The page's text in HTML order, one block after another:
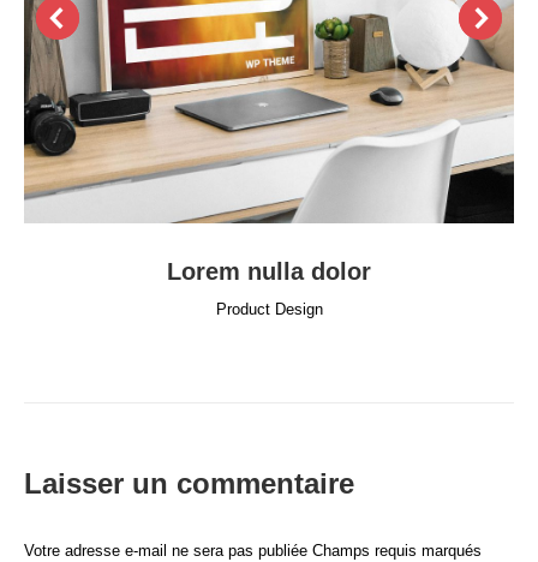
Lorem nulla dolor
Product Design
Laisser un commentaire
Votre adresse e-mail ne sera pas publiée Champs requis marqués